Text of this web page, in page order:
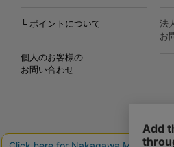
└ ポイントについて
個人のお客様の
お問い合わせ
法
お